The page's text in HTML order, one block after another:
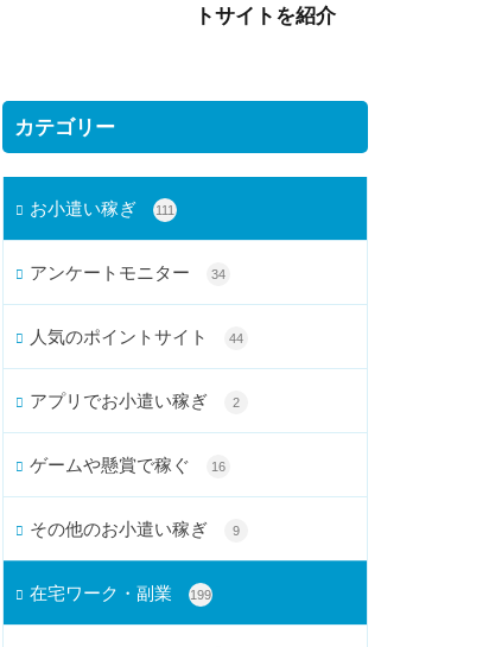
トサイトを紹介
カテゴリー
お小遣い稼ぎ 111
アンケートモニター 34
人気のポイントサイト 44
アプリでお小遣い稼ぎ 2
ゲームや懸賞で稼ぐ 16
その他のお小遣い稼ぎ 9
在宅ワーク・副業 199